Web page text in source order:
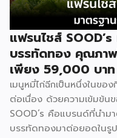
อุปกรณ์ วัตถุดิบ และการอ
ตามหลักสุขาภิบาลและอน
ได้แก่ แซนด์วิชโฮลวีตไส้แ
หมูหยองพริกเผา ไส้เทสตี้
หมูหยองพริกเผา ครอบค
ไทยคุ้นเคย ปรัชญาสำคัญ
คุณภาพ ใหม่ สด สะอาด อ
ปัจจุบัน GMF ได้รับความนิ
ปริมณฑล […]
แฟรนไชส์
บรรทัดทอง คุณภา
เพียง 59,000 บา
เมนูหมี่ไก่ฉีกเป็นหนึ่งในข
ต่อเนื่อง ด้วยความเข้มข้น
SOOD’s คือแบรนด์ที่นำม
บรรทัดทองมาต่อยอดในรู